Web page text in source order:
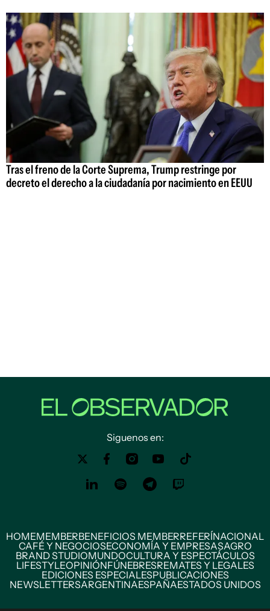
Tras el freno de la Corte Suprema, Trump restringe por
decreto el derecho a la ciudadanía por nacimiento en EEUU
Siguenos en:
HOMEMEMBERBENEFICIOS MEMBERREFERÍNACIONAL
CAFÉ Y NEGOCIOSECONOMÍA Y EMPRESASAGRO
BRAND STUDIOMUNDOCULTURA Y ESPECTÁCULOS
LIFESTYLEOPINIÓNFÚNEBRESREMATES Y LEGALES
EDICIONES ESPECIALESPUBLICACIONES
NEWSLETTERSARGENTINAESPAÑAESTADOS UNIDOS